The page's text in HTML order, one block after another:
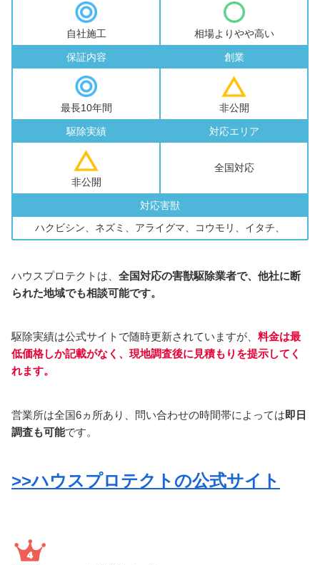
自社施工 相場よりやや高い
保証内容
最長10年間
創業
非公開
駆除実績
非公開
対応エリア
全国対応
対応害獣
ハクビシン、ネズミ、アライグマ、コウモリ、イタチ、
ハウスプロテクトは、 全国対応の害獣駆除業者で、他社に断
られた地域でも相談可能です。
駆除実績は公式サイトで随時更新されていますが、 料金は最
低価格しか記載がなく、 現地調査後に 見積もりを提示してく
れます。
営業所は全国6ヵ所あり、問い合わせの時間帯によっては即日
調査も可能です。
>>ハウスプロテクトの公式サイト